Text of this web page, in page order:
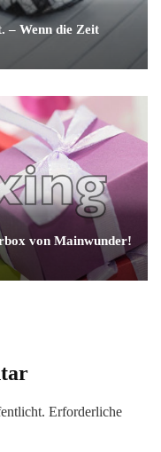
– Wenn die Zeit
von Mainwunder!
Erforderliche